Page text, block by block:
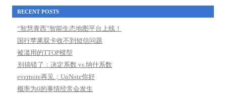
RECENT POSTS
“智慧青西”智能生态地图平台上线！
国行苹果双卡收不到短信问题
被滥用的TTOP模型
别搞错了：决定系数 vs 纳什系数
evernote再见；UpNote你好
概率为0的事情经常会发生